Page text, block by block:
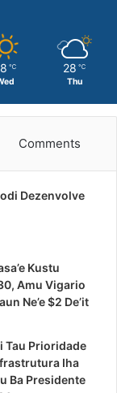
℃ 28 ℃
Thu
Comments
Dezenvolve
Kustu
Amu Vigario
Ne’e $2 De’it
Tau Prioridade
Iha
Ba Presidente